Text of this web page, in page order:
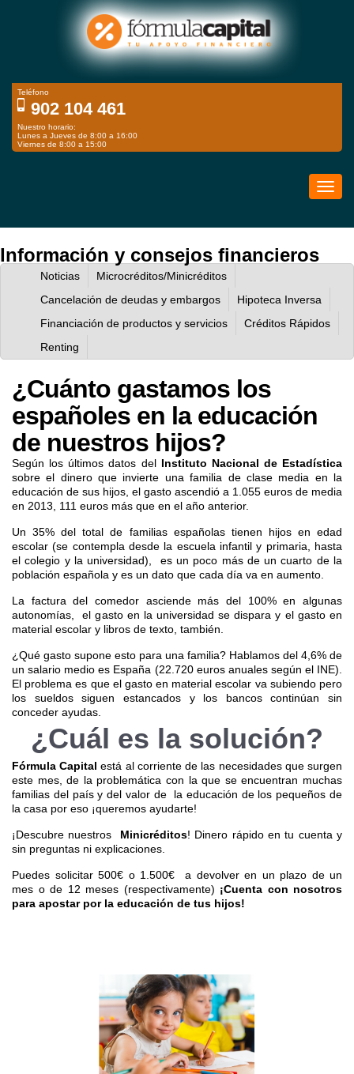
Teléfono
902 104 461
Nuestro horario:
Lunes a Jueves de 8:00 a 16:00
Viernes de 8:00 a 15:00
Información y consejos financieros
Noticias
Microcréditos/Minicréditos
Cancelación de deudas y embargos
Hipoteca Inversa
Financiación de productos y servicios
Créditos Rápidos
Renting
¿Cuánto gastamos los
españoles en la educación
de nuestros hijos?
Según los últimos datos del Instituto Nacional de Estadística
sobre el dinero que invierte una familia de clase media en la
educación de sus hijos, el gasto ascendió a 1.055 euros de media
en 2013, 111 euros más que en el año anterior.
Un 35% del total de familias españolas tienen hijos en edad
escolar (se contempla desde la escuela infantil y primaria, hasta
el colegio y la universidad), es un poco más de un cuarto de la
población española y es un dato que cada día va en aumento.
La factura del comedor asciende más del 100% en algunas
autonomías, el gasto en la universidad se dispara y el gasto en
material escolar y libros de texto, también.
¿Qué gasto supone esto para una familia? Hablamos del 4,6% de
un salario medio es España (22.720 euros anuales según el INE).
El problema es que el gasto en material escolar va subiendo pero
los sueldos siguen estancados y los bancos continúan sin
conceder ayudas.
¿Cuál es la solución?
Fórmula Capital está al corriente de las necesidades que surgen
este mes, de la problemática con la que se encuentran muchas
familias del país y del valor de la educación de los pequeños de
la casa por eso ¡queremos ayudarte!
¡Descubre nuestros Minicréditos! Dinero rápido en tu cuenta y
sin preguntas ni explicaciones.
Puedes solicitar 500€ o 1.500€ a devolver en un plazo de un
mes o de 12 meses (respectivamente) ¡Cuenta con nosotros
para apostar por la educación de tus hijos!